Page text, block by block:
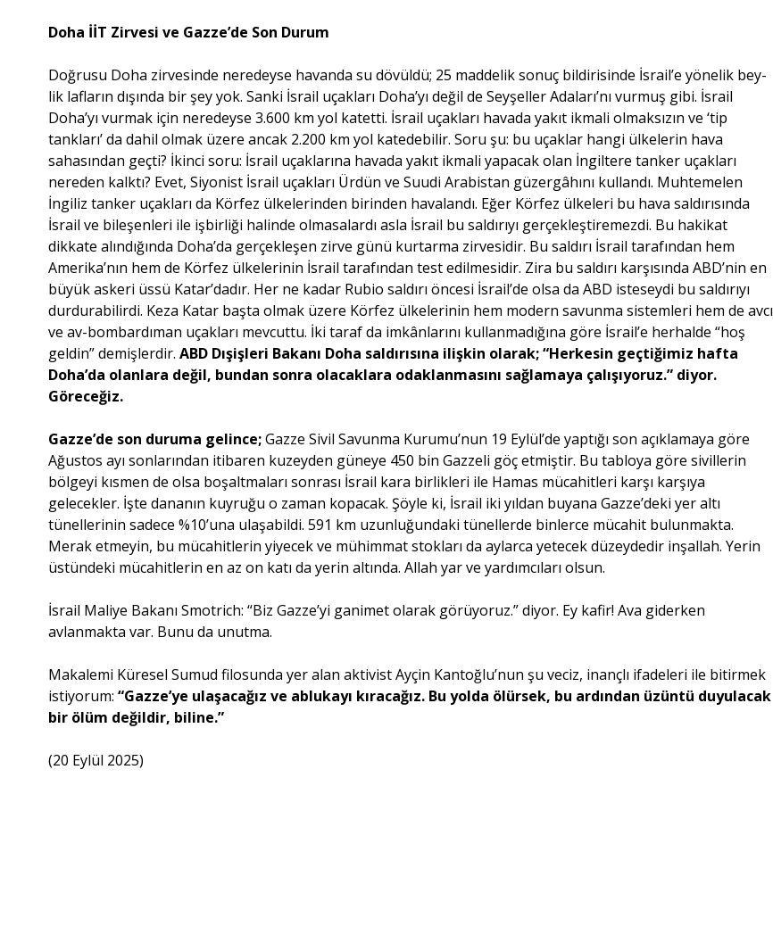
Doha İİT Zirvesi ve Gazze’de Son Durum
Doğrusu Doha zirvesinde neredeyse havanda su dövüldü; 25 maddelik sonuç bildirisinde İsrail’e yönelik bey­
lik lafların dışında bir şey yok. Sanki İsrail uçakları Doha’yı değil de Seyşeller Adaları’nı vurmuş gibi. İsrail
Doha’yı vurmak için neredeyse 3.600 km yol katetti. İsrail uçakları havada yakıt ikmali olmaksızın ve ‘tip
tankları’ da dahil olmak üzere ancak 2.200 km yol katedebilir. Soru şu: bu uçaklar hangi ülkelerin hava
sahasından geçti? İkinci soru: İsrail uçaklarına havada yakıt ikmali yapacak olan İngiltere tanker uçakları
nereden kalktı? Evet, Siyonist İsrail uçakları Ürdün ve Suudi Arabistan güzergâhını kullandı. Muhtemelen
İngiliz tanker uçakları da Körfez ülkelerinden birinden havalandı. Eğer Körfez ülkeleri bu hava saldırısında
İsrail ve bileşenleri ile işbirliği halinde olmasalardı asla İsrail bu saldırıyı gerçekleştiremezdi. Bu hakikat
dikkate alındığında Doha’da gerçekleşen zirve günü kurtarma zirvesidir. Bu saldırı İsrail tarafından hem
Amerika’nın hem de Körfez ülkelerinin İsrail tarafından test edilmesidir. Zira bu saldırı karşısında ABD’nin en
büyük askeri üssü Katar’dadır. Her ne kadar Rubio saldırı öncesi İsrail’de olsa da ABD isteseydi bu saldırıyı
durdurabilirdi. Keza Katar başta olmak üzere Körfez ülkelerinin hem modern savunma sistemleri hem de avcı
ve av-bombardıman uçakları mevcuttu. İki taraf da imkânlarını kullanmadığına göre İsrail’e herhalde “hoş
geldin” demişlerdir.ABD Dışişleri Bakanı Doha saldırısına ilişkin olarak; “Herkesin geçtiğimiz hafta
Doha’da olanlara değil, bundan sonra olacaklara odaklanmasını sağlamaya çalışıyoruz.” diyor.
Göreceğiz.
Gazze’de son duruma gelince;Gazze Sivil Savunma Kurumu’nun 19 Eylül’de yaptığı son açıklamaya göre
Ağustos ayı sonlarından itibaren kuzeyden güneye 450 bin Gazzeli göç etmiştir. Bu tabloya göre sivillerin
bölgeyi kısmen de olsa boşaltmaları sonrası İsrail kara birlikleri ile Hamas mücahitleri karşı karşıya
gelecekler. İşte dananın kuyruğu o zaman kopacak. Şöyle ki, İsrail iki yıldan buyana Gazze’deki yer altı
tünellerinin sadece %10’una ulaşabildi. 591 km uzunluğundaki tünellerde binlerce mücahit bulunmakta.
Merak etmeyin, bu mücahitlerin yiyecek ve mühimmat stokları da aylarca yetecek düzeydedir inşallah. Yerin
üstündeki mücahitlerin en az on katı da yerin altında. Allah yar ve yardımcıları olsun.
İsrail Maliye Bakanı Smotrich: “Biz Gazze’yi ganimet olarak görüyoruz.” diyor. Ey kafir! Ava giderken
avlanmakta var. Bunu da unutma.
Makalemi Küresel Sumud filosunda yer alan aktivist Ayçin Kantoğlu’nun şu veciz, inançlı ifadeleri ile bitirmek
istiyorum:“Gazze’ye ulaşacağız ve ablukayı kıracağız. Bu yolda ölürsek, bu ardından üzüntü duyulacak
bir ölüm değildir, biline.”
(20 Eylül 2025)